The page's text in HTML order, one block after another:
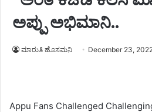
ಅಪ್ಪು ಅಭಿಮಾನಿ..
ಮಾರುತಿ ಹೊಸಮನಿ December 23,
Appu Fans Challenged